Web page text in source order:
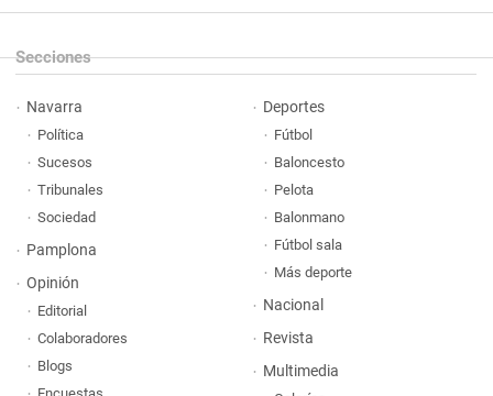
Secciones
Navarra
Política
Sucesos
Tribunales
Sociedad
Pamplona
Opinión
Editorial
Colaboradores
Blogs
Deportes
Fútbol
Baloncesto
Pelota
Balonmano
Fútbol sala
Más deporte
Nacional
Revista
Multimedia